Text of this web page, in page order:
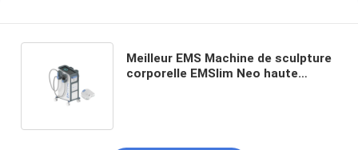
Meilleur EMS Machine de sculpture
corporelle EMSlim Neo haute